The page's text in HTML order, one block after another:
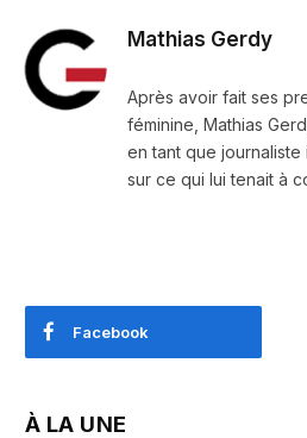
Mathias Gerdy
Après avoir fait ses
féminine, Mathias
en tant que
sur ce qui lui tenait à
Facebook
À LA UNE